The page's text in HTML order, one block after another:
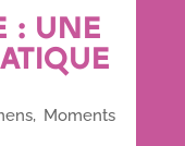
: UNE
, Moments